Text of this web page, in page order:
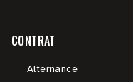
CONTRAT
Alternance